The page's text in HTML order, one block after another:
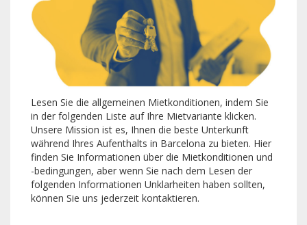
Lesen Sie die allgemeinen Mietkonditionen, indem Sie
in der folgenden Liste auf Ihre Mietvariante klicken.
Unsere Mission ist es, Ihnen die beste Unterkunft
während Ihres Aufenthalts in Barcelona zu bieten. Hier
finden Sie Informationen über die Mietkonditionen und
-bedingungen, aber wenn Sie nach dem Lesen der
folgenden Informationen Unklarheiten haben sollten,
können Sie uns jederzeit kontaktieren.